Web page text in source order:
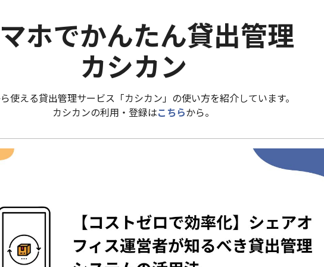
ホでかんたん貸出管理
カシカン
使える貸出管理サービス「カシカン」の使い方を紹介しています。
カシカンの利用・登録はこちらから。